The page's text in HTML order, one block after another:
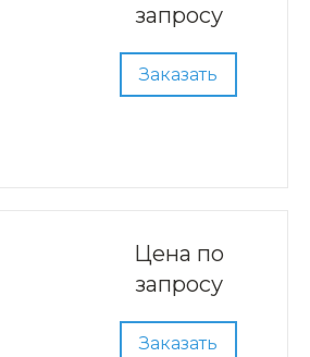
запросу
Заказать
Цена по
запросу
Заказать